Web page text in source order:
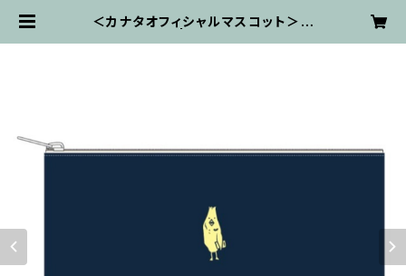
＜カナタオフィシャルマスコット＞カ